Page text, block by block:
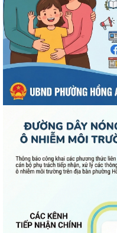
UBND phường Hồng An
Bình dân học vụ số - nền
Thông báo về việc niêm yết
kiến đối với các hộ gia đình,...
QUAN ĐIỂM CỐT LÕI
07/01/2026 VỀ PHÁT TRIỂN